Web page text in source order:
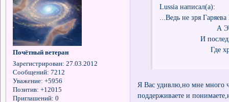
Почётный ветеран
Зарегистрирован: 27.03.2012
Сообщений: 7212
Уважение: +5956
Позитив: +12015
Приглашений: 0
Lussia написал(а):
...Ведь не зря
А ЭТО
И последний
Где хранятся
Я Вас удивлю,но мне много
поддерживаете и